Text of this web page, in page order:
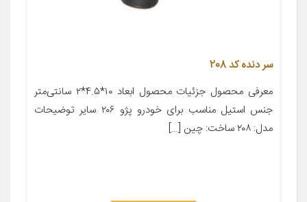
سر دنده کد 208
معرفی محصول جزئیات محصول ابعاد ۱۰*۴.۵*۲ سانتی‌متر
جنس استیل مناسب برای خودرو پژو ۲۰۶ سایر توضیحات
مدل: ۲۰۸ ساخت: چین […]